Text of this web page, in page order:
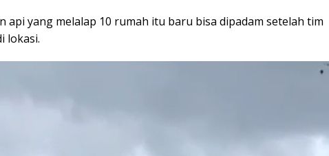
api yang melalap 10 rumah itu baru bisa dipadam setelah tim
lokasi.